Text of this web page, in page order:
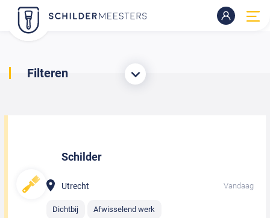
Filteren
Schilder
Utrecht Vandaag
Dichtbij Afwisselend werk